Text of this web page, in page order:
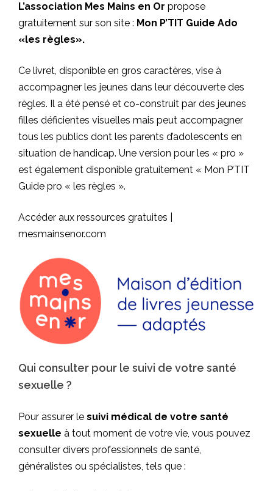
L’association Mes Mains en Or propose
gratuitement sur son site : Mon P’TIT Guide Ado
«les règles».
Ce livret, disponible en gros caractères, vise à
accompagner les jeunes dans leur découverte des
règles. Il a été pensé et co-construit par des jeunes
filles déficientes visuelles mais peut accompagner
tous les publics dont les parents d’adolescents en
situation de handicap. Une version pour les « pro »
est également disponible gratuitement « Mon P’TIT
Guide pro « les règles ».
Accéder aux ressources gratuites |
mesmainsenor.com
Qui consulter pour le suivi de votre santé
sexuelle ?
Pour assurer le suivi médical de votre santé
sexuelle à tout moment de votre vie, vous pouvez
consulter divers professionnels de santé,
généralistes ou spécialistes, tels que :